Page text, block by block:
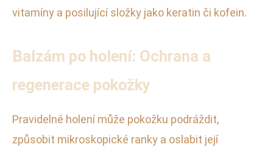
vitamíny a posilující složky jako keratin či kofein.
Balzám po holení: Ochrana a
regenerace pokožky
Pravidelné holení může pokožku podráždit,
způsobit mikroskopické ranky a oslabit její